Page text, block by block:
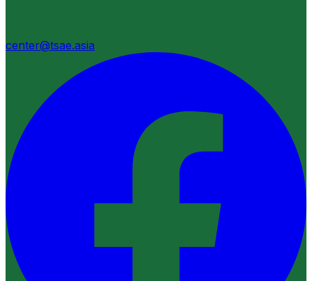
center@tsae.asia